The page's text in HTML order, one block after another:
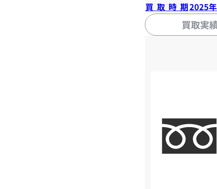
買取時期2025
買取実